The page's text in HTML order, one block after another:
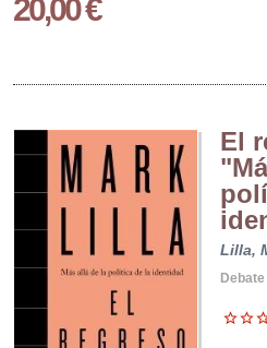
20,00 €
El
Lilla,